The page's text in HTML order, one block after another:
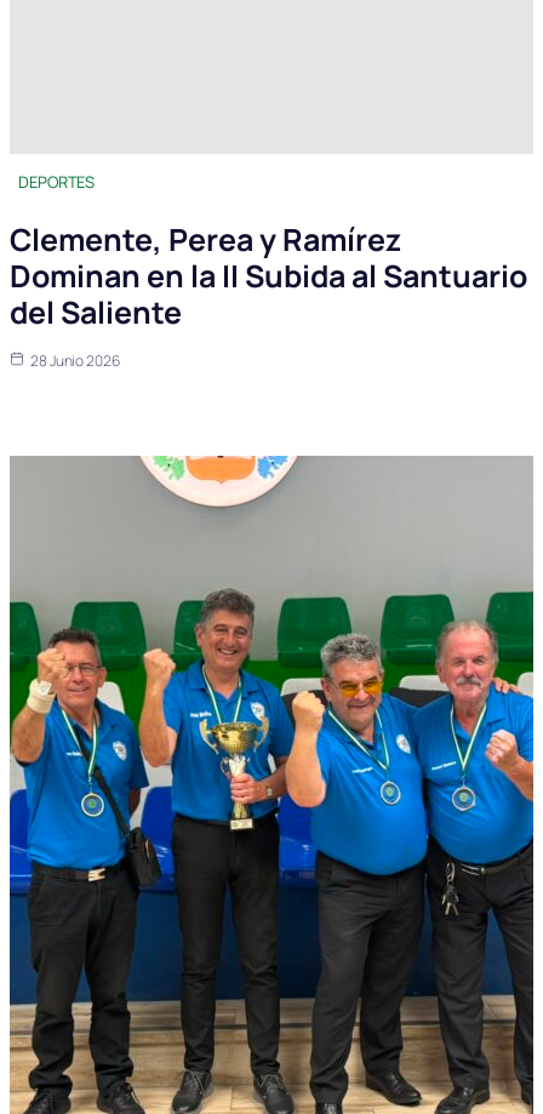
DEPORTES
Clemente, Perea y Ramírez
Dominan en la II Subida al Santuario
del Saliente
28 Junio 2026